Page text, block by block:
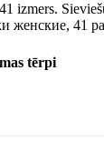
izmers.
женские, 41
tērpi